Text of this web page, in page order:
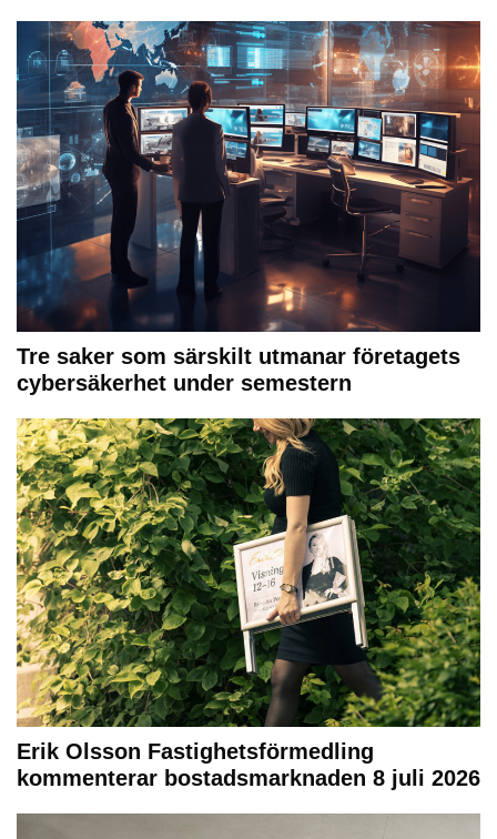
Tre saker som särskilt utmanar företagets
cybersäkerhet under semestern
Erik Olsson Fastighetsförmedling
kommenterar bostadsmarknaden 8 juli 2026